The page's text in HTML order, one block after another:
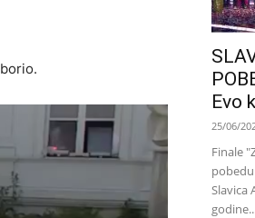
Evo
25/06/
Finale
Slavica